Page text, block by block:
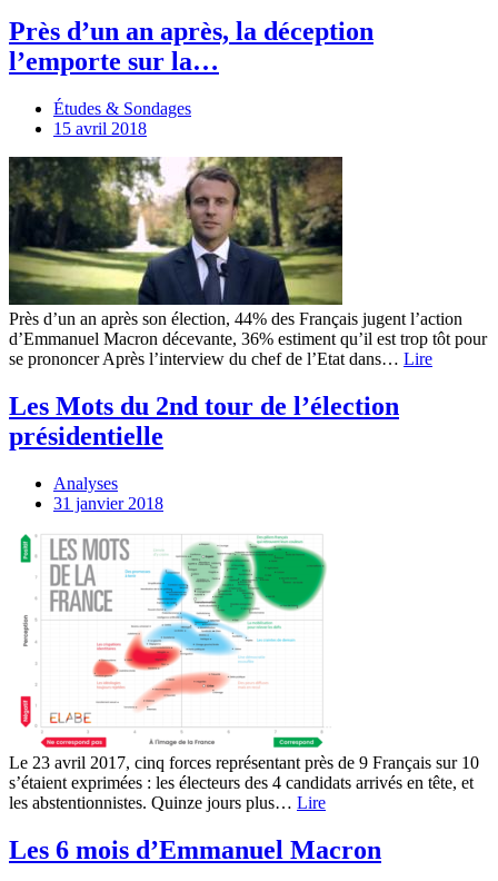
Près d’un an après, la déception
l’emporte sur la…
Études & Sondages
15 avril 2018
Près d’un an après son élection, 44% des Français jugent l’action
d’Emmanuel Macron décevante, 36% estiment qu’il est trop tôt pour
se prononcer Après l’interview du chef de l’Etat dans… Lire
Les Mots du 2nd tour de l’élection
présidentielle
Analyses
31 janvier 2018
Le 23 avril 2017, cinq forces représentant près de 9 Français sur 10
s’étaient exprimées : les électeurs des 4 candidats arrivés en tête, et
les abstentionnistes. Quinze jours plus… Lire
Les 6 mois d’Emmanuel Macron